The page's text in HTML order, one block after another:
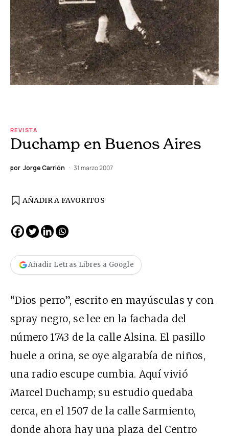
REVISTA
Duchamp en Buenos Aires
por Jorge Carrión 31 marzo 2007
AÑADIR A FAVORITOS
Añadir Letras Libres a Google
“Dios perro”, escrito en mayúsculas y con
spray negro, se lee en la fachada del
número 1743 de la calle Alsina. El pasillo
huele a orina, se oye algarabía de niños,
una radio escupe cumbia. Aquí vivió
Marcel Duchamp; su estudio quedaba
cerca, en el 1507 de la calle Sarmiento,
donde ahora hay una plaza del Centro